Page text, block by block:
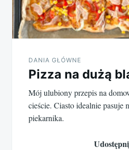
DANIA GŁÓWNE
Pizza na dużą
Mój ulubiony przepis na
cieście. Ciasto idealnie pasuje
piekarnika.